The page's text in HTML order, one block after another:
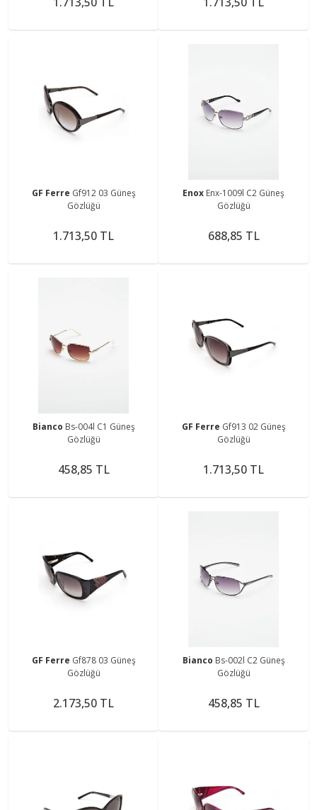
GF Ferre Gf912 03 Güneş
Gözlüğü
1.713,50 TL
Enox Enx-1009l C2 Güneş
Gözlüğü
688,85 TL
Bianco Bs-004l C1 Güneş
Gözlüğü
458,85 TL
GF Ferre Gf913 02 Güneş
Gözlüğü
1.713,50 TL
GF Ferre Gf878 03 Güneş
Gözlüğü
2.173,50 TL
Bianco Bs-002l C2 Güneş
Gözlüğü
458,85 TL